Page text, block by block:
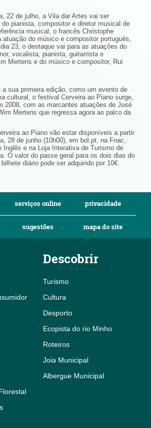
22 de julho, a Vila dar Artes vai ser
do pianista, compositor e diretor musical de
musical, o francês Christophe
atuação do músico e compositor português,
23, o destaque vai para as atuações do
vocalista, pianista, guitarrista e
Mertens e do músico e compositor, Rui
a sua primeira edição, como um evento de
cultural, o festival Cerveira ao Piano surge,
2008, com as marcantes atuações de José
Mertens que regressa agora ao palco da
ao Piano vão estar disponíveis a partir
28 de junho (10h00), em bol.pt, na Fnac,
Inglês e na Loja Interativa de Turismo de
O valor do passe geral para os dois dias do
diário pode ser adquirido por 10€.
serviços online privacidade
sugestões mapa do site
Descobrir
Turismo
Cultura
Desporto
Ecopista do rio Minho
Roteiros
Joia Municipal
Albergue Municipal